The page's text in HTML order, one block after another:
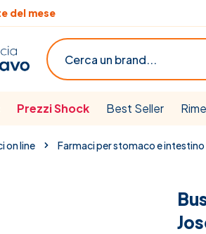
del mese
Prezzi Shock Best Seller
Cerca
on line Farmaci per stomaco e intestino